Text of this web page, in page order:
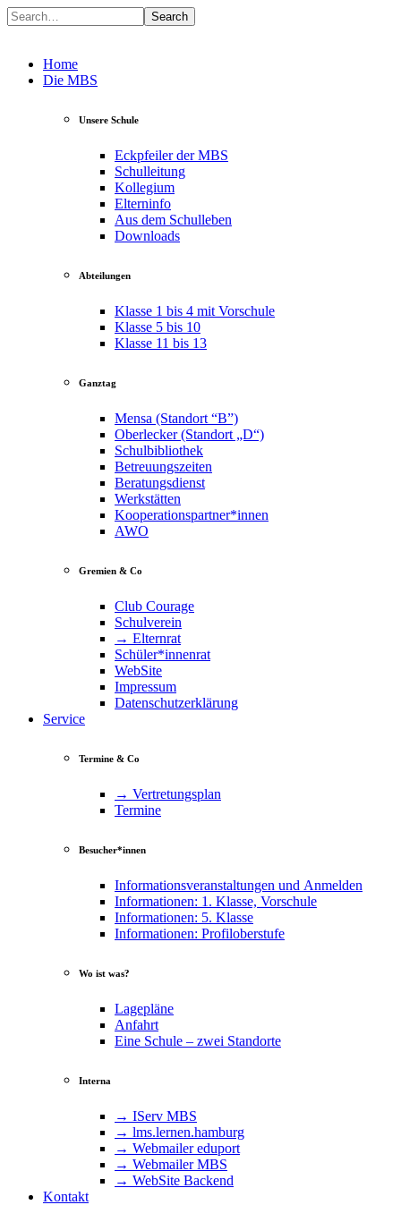
Search
Home
Die MBS
Unsere Schule
Eckpfeiler der MBS
Schulleitung
Kollegium
Elterninfo
Aus dem Schulleben
Downloads
Abteilungen
Klasse 1 bis 4 mit Vorschule
Klasse 5 bis 10
Klasse 11 bis 13
Ganztag
Mensa (Standort “B”)
Oberlecker (Standort „D“)
Schulbibliothek
Betreuungszeiten
Beratungsdienst
Werkstätten
Kooperationspartner*innen
AWO
Gremien & Co
Club Courage
Schulverein
→ Elternrat
Schüler*innenrat
WebSite
Impressum
Datenschutzerklärung
Service
Termine & Co
→ Vertretungsplan
Termine
Besucher*innen
Informationsveranstaltungen und Anmelden
Informationen: 1. Klasse, Vorschule
Informationen: 5. Klasse
Informationen: Profiloberstufe
Wo ist was?
Lagepläne
Anfahrt
Eine Schule – zwei Standorte
Interna
→ IServ MBS
→ lms​.ler​nen​.ham​burg
→ Webmailer eduport
→ Webmailer MBS
→ WebSite Backend
Kontakt